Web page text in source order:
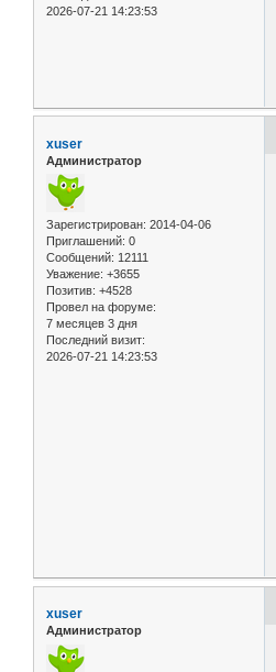
2026-07-21 14:23:53
xuser
Администратор
Зарегистрирован: 2014-04-06
Приглашений: 0
Сообщений: 12111
Уважение: +3655
Позитив: +4528
Провел на форуме:
7 месяцев 3 дня
Последний визит:
2026-07-21 14:23:53
xuser
Администратор